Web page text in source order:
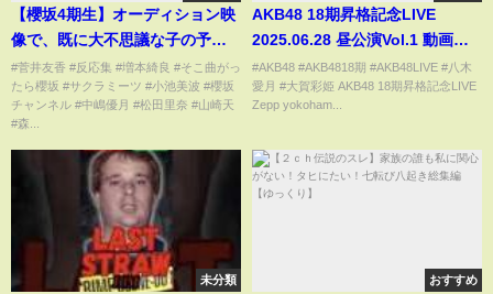
【櫻坂4期生】オーディション映
像で、既に大不思議な子の予感
がwww
#菅井友香 #反応集 #増本綺良 #そこ曲がっ
たら櫻坂 #サクラミーツ #小池美波 #櫻坂
チャンネル #中嶋優月 #松田里奈 #山崎天
#森...
AKB48 18期昇格記念LIVE
2025.06.28 昼公演Vol.1 動画風
スライドショー
#AKB48 #AKB4818期 #AKB48LIVE #八木
愛月 #大賀彩姫 AKB48 18期昇格記念LIVE
Zepp yokoham...
未分類 おすすめ